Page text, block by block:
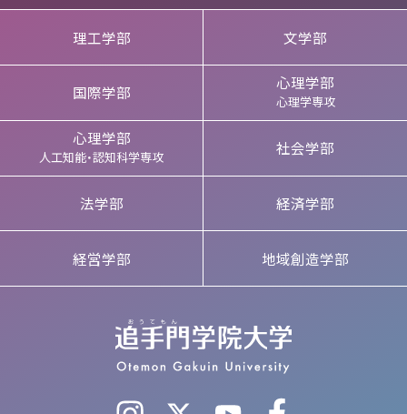
理工学部 文学部
国際学部
心理学部
心理学専攻
心理学部
人工知能・認知科学専攻 社会学部
法学部 経済学部
経営学部 地域創造学部